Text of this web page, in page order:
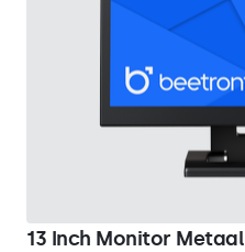
13 Inch Monitor Metaal